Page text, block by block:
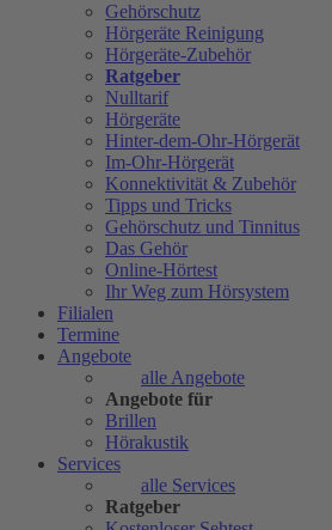
Gehörschutz
Hörgeräte Reinigung
Hörgeräte-Zubehör
Ratgeber
Nulltarif
Hörgeräte
Hinter-dem-Ohr-Hörgerät
Im-Ohr-Hörgerät
Konnektivität & Zubehör
Tipps und Tricks
Gehörschutz und Tinnitus
Das Gehör
Online-Hörtest
Ihr Weg zum Hörsystem
Filialen
Termine
Angebote
alle Angebote
Angebote für
Brillen
Hörakustik
Services
alle Services
Ratgeber